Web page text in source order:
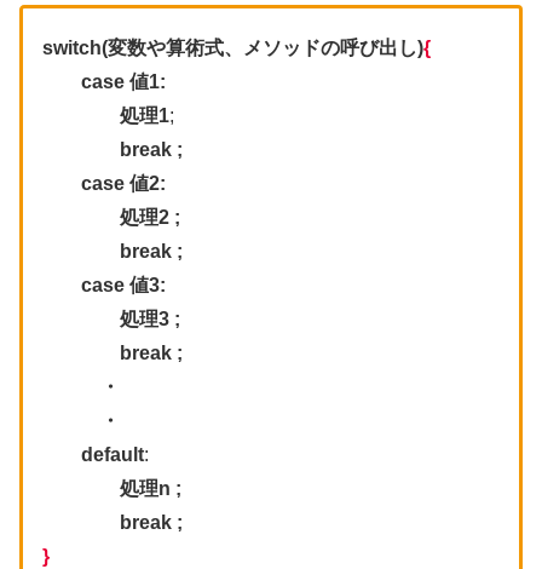
switch(変数や算術式、メソッドの呼び出し){
case 値1:
処理1;
break ;
case 値2:
処理2 ;
break ;
case 値3:
処理3 ;
break ;
・
・
default:
処理n ;
break ;
}